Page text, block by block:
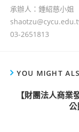
承辦人：鍾紹慈小姐
03-2651813
YOU MIGHT
【財團法人商業
公